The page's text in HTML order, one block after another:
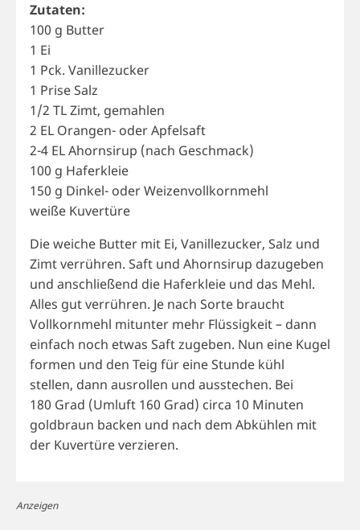
Zutaten:
100 g Butter
1 Ei
1 Pck. Vanillezucker
1 Prise Salz
1/2 TL Zimt, gemahlen
2 EL Orangen- oder Apfelsaft
2-4 EL Ahornsirup (nach Geschmack)
100 g Haferkleie
150 g Dinkel- oder Weizenvollkornmehl
weiße Kuvertüre
Die weiche Butter mit Ei, Vanillezucker, Salz und
Zimt verrühren. Saft und Ahornsirup dazugeben
und anschließend die Haferkleie und das Mehl.
Alles gut verrühren. Je nach Sorte braucht
Vollkornmehl mitunter mehr Flüssigkeit – dann
einfach noch etwas Saft zugeben. Nun eine Kugel
formen und den Teig für eine Stunde kühl
stellen, dann ausrollen und ausstechen. Bei
180 Grad (Umluft 160 Grad) circa 10 Minuten
goldbraun backen und nach dem Abkühlen mit
der Kuvertüre verzieren.
Anzeigen